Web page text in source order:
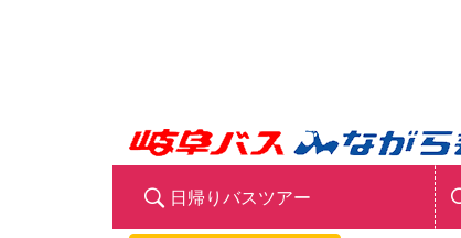
日帰りバスツアー